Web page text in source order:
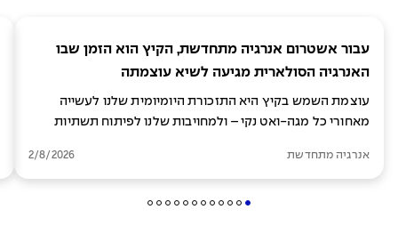
עבור אשטרום אנרגיה מתחדשת, הקיץ הוא הזמן שבו
האנרגיה הסולארית מגיעה לשיא עוצמתה
עוצמת השמש בקיץ היא התזכורת היומיומית שלנו לעשייה
מאחורי כל מגה-ואט נקי – ולמחויבות שלנו לפיתוח תשתיות
אנרגיה מתחדשת 2/8/2026